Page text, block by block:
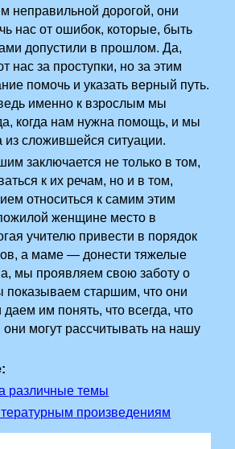
неправильной дорогой, они
нас от ошибок, которые, быть
допустили в прошлом. Да,
нас за проступки, но за этим
помочь и указать верный путь.
именно к взрослым мы
когда нам нужна помощь, и мы
сложившейся ситуации.
заключается не только в том,
к их речам, но и в том,
относиться к самим этим
женщине место в
учителю привести в порядок
а маме — донести тяжелые
мы проявляем свою заботу о
показываем старшим, что они
им понять, что всегда, что
могут рассчитывать на нашу
различные темы
произведениям